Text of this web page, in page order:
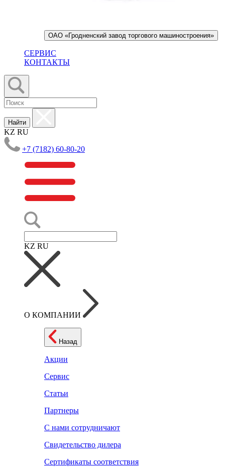
ОАО «Гродненский завод торгового машиностроения»
СЕРВИС
КОНТАКТЫ
Найти
KZ RU
+7 (7182) 60-80-20
KZ RU
О КОМПАНИИ
Назад
Акции
Сервис
Статьи
Партнеры
С нами сотрудничают
Свидетельство дилера
Сертификаты соответствия